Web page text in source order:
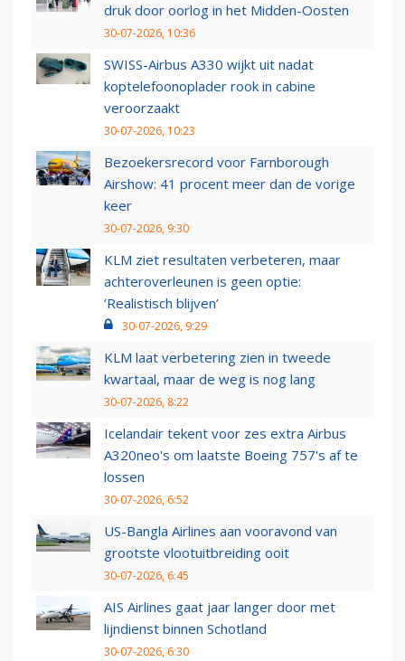
druk door oorlog in het Midden-Oosten
30-07-2026, 10:36
SWISS-Airbus A330 wijkt uit nadat
koptelefoonoplader rook in cabine
veroorzaakt
30-07-2026, 10:23
Bezoekersrecord voor Farnborough
Airshow: 41 procent meer dan de vorige
keer
30-07-2026, 9:30
KLM ziet resultaten verbeteren, maar
achteroverleunen is geen optie:
‘Realistisch blijven’
30-07-2026, 9:29
KLM laat verbetering zien in tweede
kwartaal, maar de weg is nog lang
30-07-2026, 8:22
Icelandair tekent voor zes extra Airbus
A320neo's om laatste Boeing 757's af te
lossen
30-07-2026, 6:52
US-Bangla Airlines aan vooravond van
grootste vlootuitbreiding ooit
30-07-2026, 6:45
AIS Airlines gaat jaar langer door met
lijndienst binnen Schotland
30-07-2026, 6:30